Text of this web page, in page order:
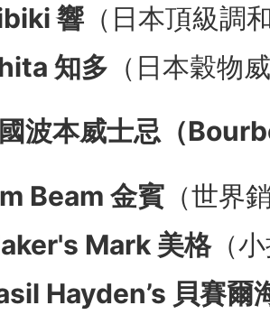
響 （日本頂級調
知多 （日本穀物
波本威士忌（
Beam 金賓 （世界
Mark 美格（
Hayden’s 貝賽爾